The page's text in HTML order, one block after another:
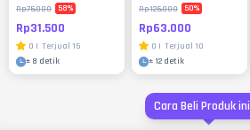
Rp75.000 58%
Rp31.500
0 | Terjual 15
± 8 detik
Rp125.000 50%
Rp63.000
0 | Terjual 10
±12 detik
Cara Beli Produk ini